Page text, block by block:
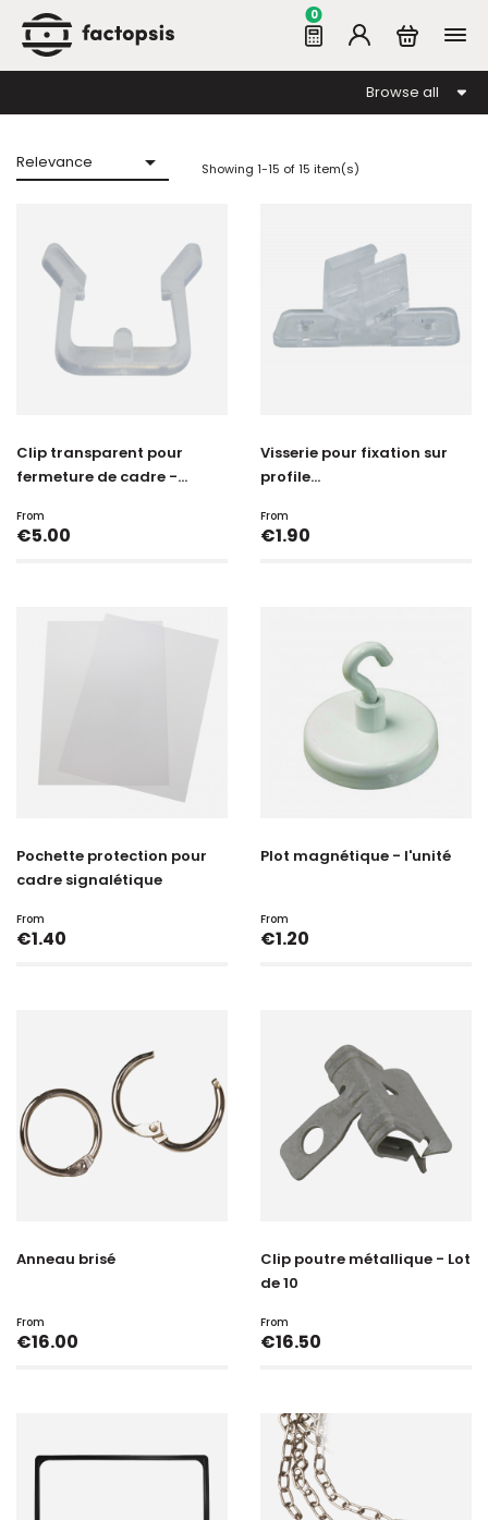
0
Browse all
Relevance  Showing 1-15 of 15 item(s)
Clip transparent pour
fermeture de cadre -...
From
Price
€5.00
Visserie pour fixation sur
profile...
From
Price
€1.90
Pochette protection pour
cadre signalétique
From
Price
€1.40
Plot magnétique - l'unité
From
Price
€1.20
Anneau brisé
From
Price
€16.00
Clip poutre métallique - Lot
de 10
From
Price
€16.50